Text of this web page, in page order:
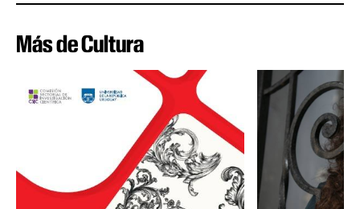
Más de Cultura